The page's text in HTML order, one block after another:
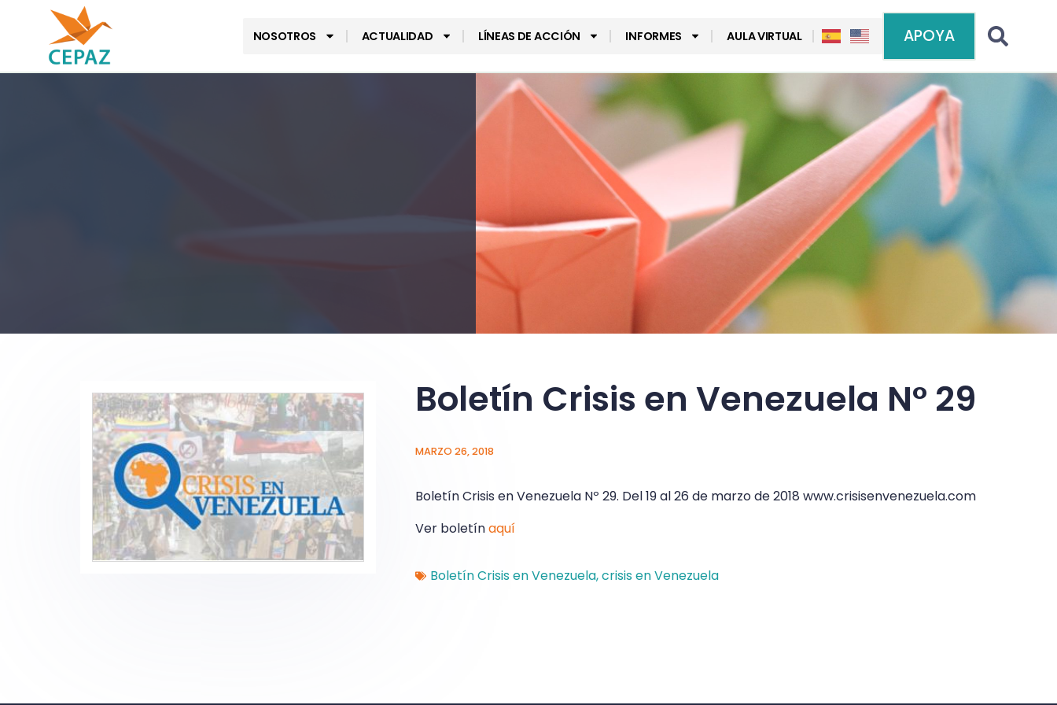
NOSOTROS ACTUALIDAD LÍNEAS DE ACCIÓN INFORMES AULA VIRTUAL APOYA
Boletín Crisis en Venezuela N° 29
MARZO 26, 2018
Boletín Crisis en Venezuela Nº 29. Del 19 al 26 de marzo de 2018 www.crisisenvenezuela.com
Ver boletínaquí
Boletín Crisis en Venezuela,crisis en Venezuela